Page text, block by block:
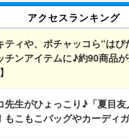
アクセスランキング
ティや、ポチャッコら“はぴ
チンアイテムに♪約90商品
先生がひょっこり♪「夏目
もこもこバッグやカーディ